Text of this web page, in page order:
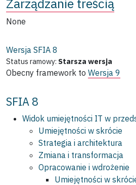
None
Wersja SFIA 8
Status ramowy: Starsza wersja
Obecny framework to Wersja 9
SFIA 8
Widok umiejętności IT w
Umiejętności w skrócie
Strategia i architektura
Zmiana i transformacja
Opracowanie i wdrożenie
Umiejętności w